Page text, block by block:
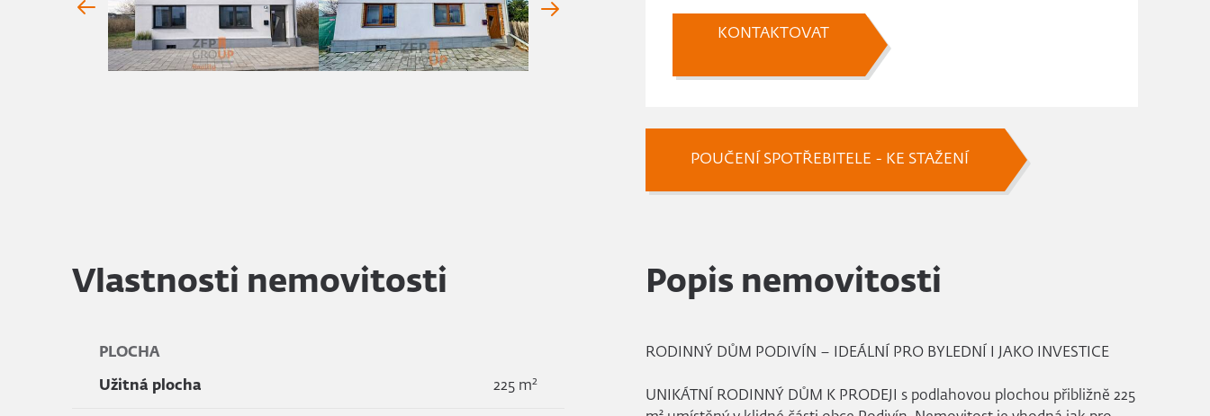
KONTAKTOVAT
POUČENÍ SPOTŘEBITELE - KE STAŽENÍ
Vlastnosti nemovitosti
PLOCHA
Užitná plocha 225 m2
Popis nemovitosti
RODINNÝ DŮM PODIVÍN – IDEÁLNÍ PRO BYLEDNÍ I JAKO INVESTICE
UNIKÁTNÍ RODINNÝ DŮM K PRODEJI s podlahovou plochou přibližně 225